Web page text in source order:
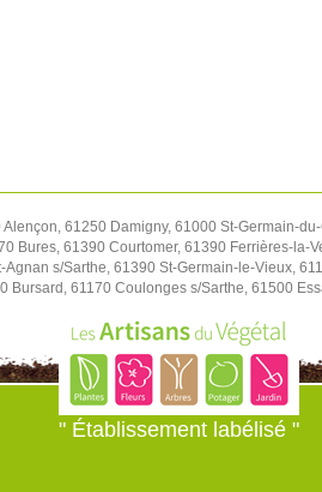
Alençon, 61250 Damigny, 61000 St-Germain-
Bures, 61390 Courtomer, 61390 Ferrières-
s/Sarthe, 61390 St-Germain-le-Vieux,
Bursard, 61170 Coulonges s/Sarthe, 61500
" Établissement labélisé "